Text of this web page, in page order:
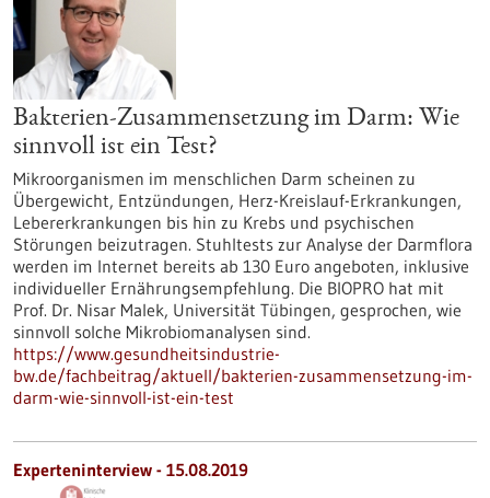
Bakterien-Zusammensetzung im Darm: Wie
sinnvoll ist ein Test?
Mikroorganismen im menschlichen Darm scheinen zu
Übergewicht, Entzündungen, Herz-Kreislauf-Erkrankungen,
Lebererkrankungen bis hin zu Krebs und psychischen
Störungen beizutragen. Stuhltests zur Analyse der Darmflora
werden im Internet bereits ab 130 Euro angeboten, inklusive
individueller Ernährungsempfehlung. Die BIOPRO hat mit
Prof. Dr. Nisar Malek, Universität Tübingen, gesprochen, wie
sinnvoll solche Mikrobiomanalysen sind.
https://www.gesundheitsindustrie-
bw.de/fachbeitrag/aktuell/bakterien-zusammensetzung-im-
darm-wie-sinnvoll-ist-ein-test
Experteninterview - 15.08.2019